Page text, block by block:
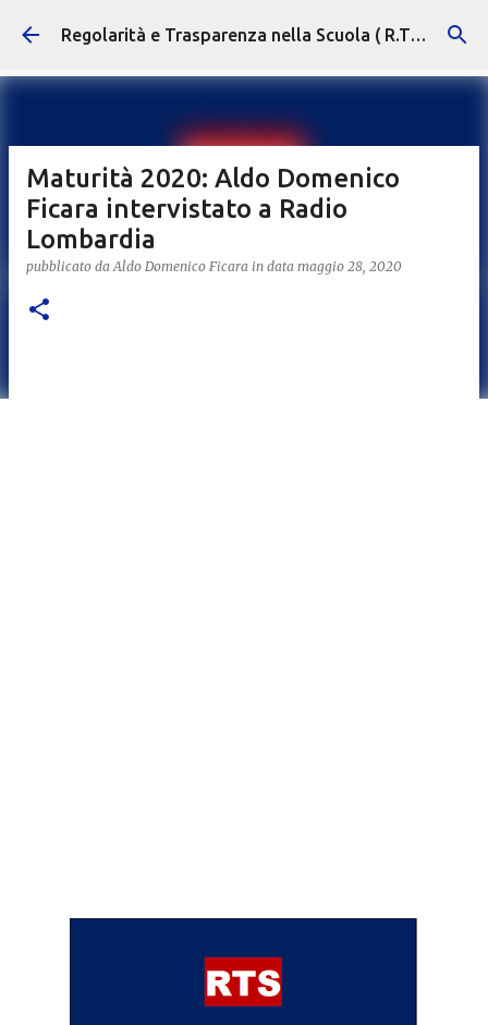
Passa ai contenuti principali Regolarità e Trasparenza nella Scuola ( R.T.S. )
Maturità 2020: Aldo Domenico
Ficara intervistato a Radio
Lombardia
pubblicato daAldo Domenico Ficara in data maggio 28, 2020